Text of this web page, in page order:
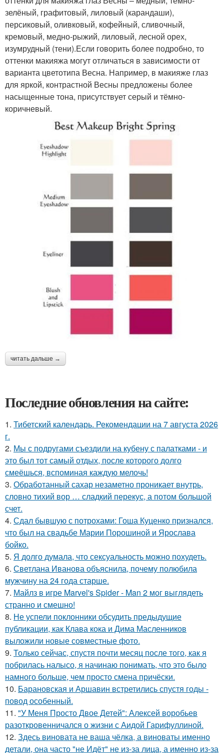
зелёный, графитовый, лиловый (карандаши),
персиковый, оливковый, кофейный, сливочный,
кремовый, медно-рыжий, лиловый, лесной орех,
изумрудный (тени).Если говорить более подробно, то
оттенки макияжа могут отличаться в зависимости от
варианта цветотипа Весна. Например, в макияже глаз
для яркой, контрастной Весны предложены более
насыщенные тона, присутствует серый и тёмно-
коричневый.
читать дальше →
Последние обновления на сайте:
1. Тибетский календарь. Рекомендации на 7 августа 2026
г.
2. Мы с подругами съездили на кубену с палатками - и
это был тот самый отдых, после которого долго
смеёшься, вспоминая каждую мелочь!
3. Обработанный сахар незаметно проникает внутрь,
словно тихий вор … сладкий перекус, а потом большой
счет.
4. Сдал бывшую с потрохами: Гоша Куценко признался,
что был на свадьбе Марии Порошиной и Ярослава
бойко.
5. Я долго думала, что сексуальность можно похудеть.
6. Светлана Иванова объяснила, почему полюбила
мужчину на 24 года старше.
7. Майлз в игре Marvel's Spider - Man 2 мог выглядеть
странно и смешно!
8. Не успели поклонники обсудить предыдущие
публикации, как Клава кока и Дима Масленников
выложили новые совместные фото.
9. Только сейчас, спустя почти месяц после того, как я
побрилась налысо, я начинаю понимать, что это было
намного больше, чем просто смена причёски.
10. Барановская и Аршавин встретились спустя годы -
повод особенный.
11. "У Меня Просто Двое Детей": Алексей воробьев
разоткровенничался о жизни с Аидой Гарифуллиной.
12. Здесь виновата не ваша чёлка, а виноваты именно
детали, она часто "не Идёт" не из-за лица, а именно из-за